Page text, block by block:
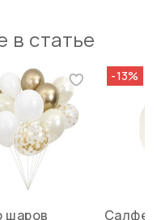
в статье
шаров
-13%